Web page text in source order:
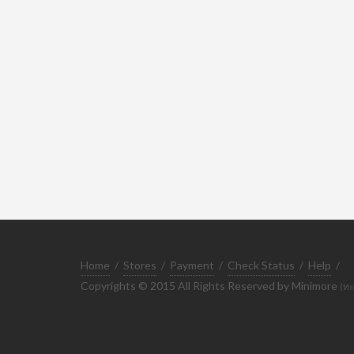
Home / Stores / Payment / Check Status / Help /
Copyrights © 2015 All Rights Reserved by Minimore (ท